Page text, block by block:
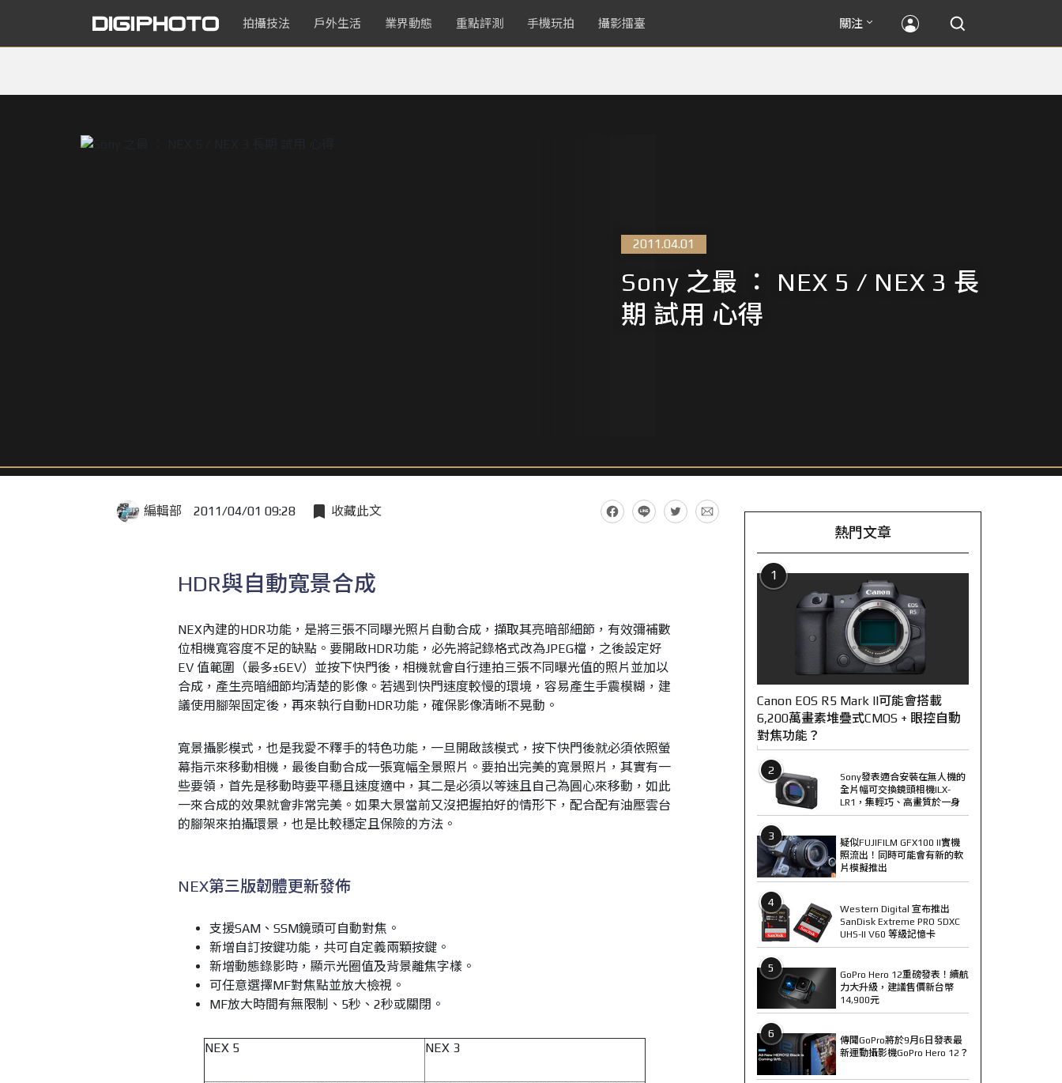
拍攝技法 戶外生活 業界動態 重點評測 手機玩拍 攝影擂臺 關注
2011.04.01
Sony 之最 ： NEX 5 / NEX 3 長
期 試用 心得
編輯部 2011/04/01 09:28 收藏此文
HDR與自動寬景合成
NEX內建的HDR功能，是將三張不同曝光照片自動合成，擷取其亮暗部細節，有效彌補數
位相機寬容度不足的缺點。要開啟HDR功能，必先將記錄格式改為JPEG檔，之後設定好
EV 值範圍（最多±6EV）並按下快門後，相機就會自行連拍三張不同曝光值的照片並加以
合成，產生亮暗細節均清楚的影像。若遇到快門速度較慢的環境，容易產生手震模糊，建
議使用腳架固定後，再來執行自動HDR功能，確保影像清晰不晃動。
寬景攝影模式，也是我愛不釋手的特色功能，一旦開啟該模式，按下快門後就必須依照螢
幕指示來移動相機，最後自動合成一張寬幅全景照片。要拍出完美的寬景照片，其實有一
些要領，首先是移動時要平穩且速度適中，其二是必須以等速且自己為圓心來移動，如此
一來合成的效果就會非常完美。如果大景當前又沒把握拍好的情形下，配合配有油壓雲台
的腳架來拍攝環景，也是比較穩定且保險的方法。
NEX第三版韌體更新發佈
支援SAM、SSM鏡頭可自動對焦。
新增自訂按鍵功能，共可自定義兩顆按鍵。
新增動態錄影時，顯示光圈值及背景離焦字樣。
可任意選擇MF對焦點並放大檢視。
MF放大時間有無限制、5秒、2秒或關閉。
NEX 5 NEX 3
熱門文章
1
Canon EOS R5 Mark II可能會搭載
6,200萬畫素堆疊式CMOS + 眼控自動
對焦功能？
2
Sony發表適合安裝在無人機的
全片幅可交換鏡頭相機ILX-
LR1，集輕巧、高畫質於一身
3
疑似FUJIFILM GFX100 II實機
照流出！同時可能會有新的軟
片模擬推出
4
Western Digital 宣布推出
SanDisk Extreme PRO SDXC
UHS-II V60 等級記憶卡
5
GoPro Hero 12重磅發表！續航
力大升級，建議售價新台幣
14,900元
6
傳聞GoPro將於9月6日發表最
新運動攝影機GoPro Hero 12？